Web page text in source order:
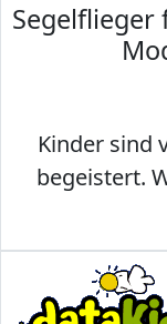
Kinder sind
begeistert.